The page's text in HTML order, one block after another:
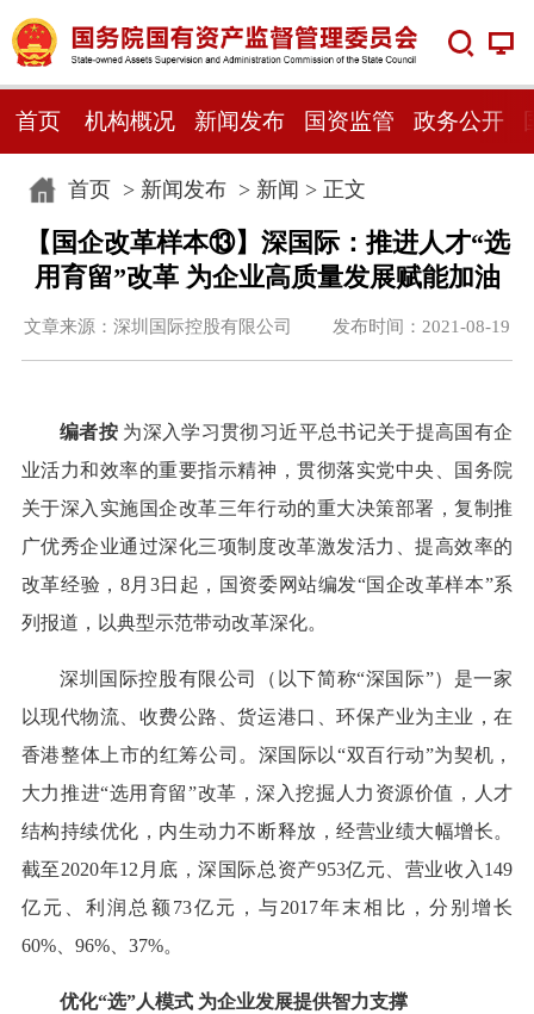
首页 机构概况 新闻发布 国资监管 政务公开
首页> 新闻发布> 新闻 > 正文
【国企改革样本⑬】深国际：推进人才“选
用育留”改革 为企业高质量发展赋能加油
文章来源：深圳国际控股有限公司 发布时间：2021-08-19
编者按 为深入学习贯彻习近平总书记关于提高国有企
业活力和效率的重要指示精神，贯彻落实党中央、国务院
关于深入实施国企改革三年行动的重大决策部署，复制推
广优秀企业通过深化三项制度改革激发活力、提高效率的
改革经验，8月3日起，国资委网站编发“国企改革样本”系
列报道，以典型示范带动改革深化。
深圳国际控股有限公司（以下简称“深国际”）是一家
以现代物流、收费公路、货运港口、环保产业为主业，在
香港整体上市的红筹公司。深国际以“双百行动”为契机，
大力推进“选用育留”改革，深入挖掘人力资源价值，人才
结构持续优化，内生动力不断释放，经营业绩大幅增长。
截至2020年12月底，深国际总资产953亿元、营业收入149
亿元、利润总额73亿元，与2017年末相比，分别增长
60%、96%、37%。
优化“选”人模式 为企业发展提供智力支撑